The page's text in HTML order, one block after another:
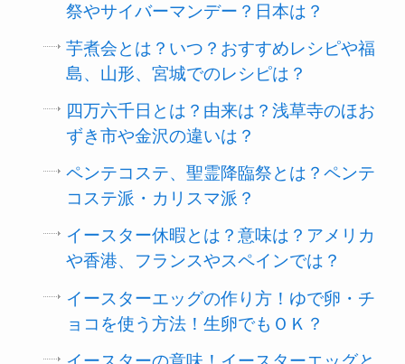
祭やサイバーマンデー？日本は？
芋煮会とは？いつ？おすすめレシピや福
島、山形、宮城でのレシピは？
四万六千日とは？由来は？浅草寺のほお
ずき市や金沢の違いは？
ペンテコステ、聖霊降臨祭とは？ペンテ
コステ派・カリスマ派？
イースター休暇とは？意味は？アメリカ
や香港、フランスやスペインでは？
イースターエッグの作り方！ゆで卵・チ
ョコを使う方法！生卵でもＯＫ？